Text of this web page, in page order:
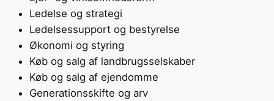
Ledelse og strategi
Ledelsessupport og bestyrelse
Økonomi og styring
Køb og salg af landbrugsselskaber
Køb og salg af ejendomme
Generationsskifte og arv